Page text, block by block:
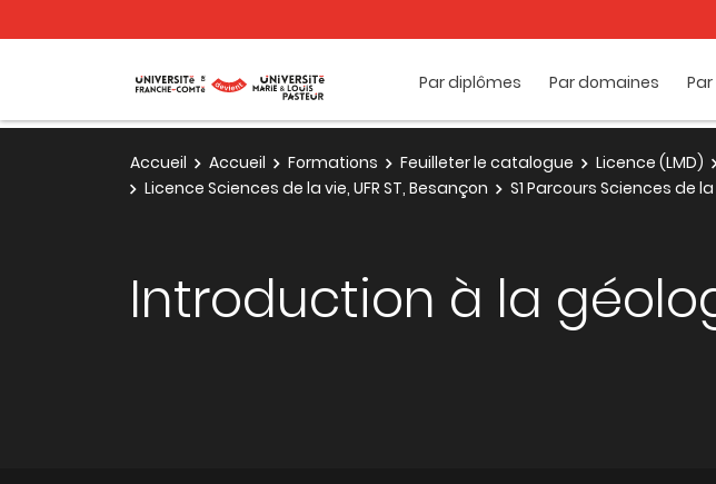
Par diplômes Par domaines
Accueil Accueil Formations Feuilleter le catalogue Licence (LMD)
Licence Sciences de la vie, UFR ST, Besançon
S1 Parcours Sciences de
Introduction à la